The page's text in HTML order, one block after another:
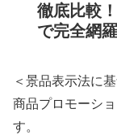
徹底比較
で完全網羅
＜景品表示法に
商品プロモーシ
す。